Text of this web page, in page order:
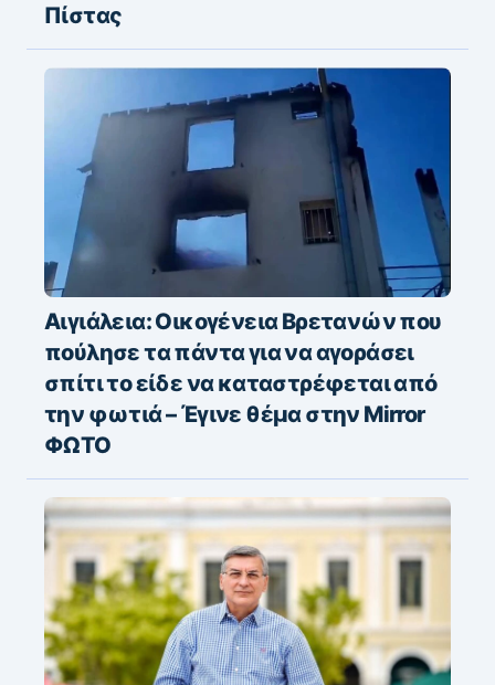
Πίστας
Αιγιάλεια: Οικογένεια Βρετανών που
πούλησε τα πάντα για να αγοράσει
σπίτι το είδε να καταστρέφεται από
την φωτιά – Έγινε θέμα στην Mirror
ΦΩΤΟ